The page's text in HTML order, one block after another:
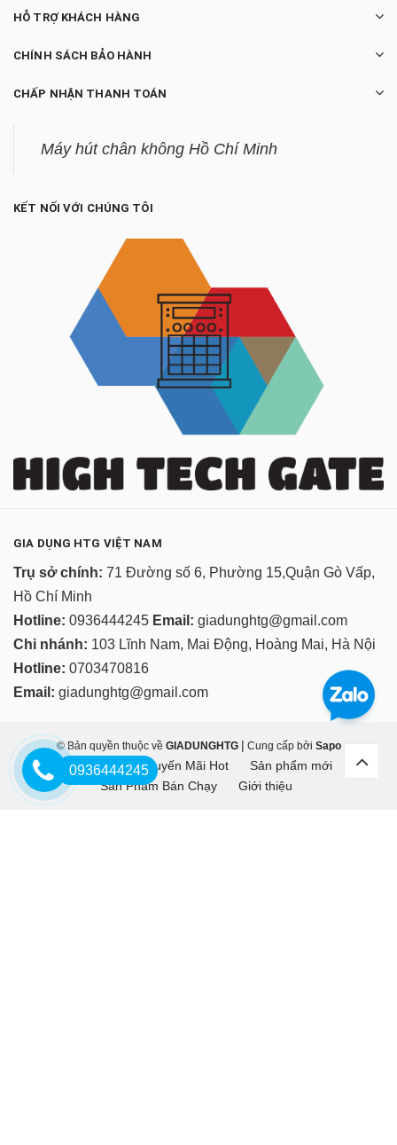
HỖ TRỢ KHÁCH HÀNG
CHÍNH SÁCH BẢO HÀNH
CHẤP NHẬN THANH TOÁN
Máy hút chân không Hồ Chí Minh
KẾT NỐI VỚI CHÚNG TÔI
GIA DỤNG HTG VIỆT NAM
Trụ sở chính: 71 Đường số 6, Phường 15,Quận Gò Vấp,
Hồ Chí Minh
Hotline: 0936444245 Email: giadunghtg@gmail.com
Chi nhánh: 103 Lĩnh Nam, Mai Động, Hoàng Mai, Hà Nội
Hotline: 0703470816
Email: giadunghtg@gmail.com
© Bản quyền thuộc về GIADUNGHTG | Cung cấp bởi Sapo
Trang chủ Khuyến Mãi Hot
Sản phẩm mới
Sản Phẩm Bán Chạy
Giới thiệu
0936444245